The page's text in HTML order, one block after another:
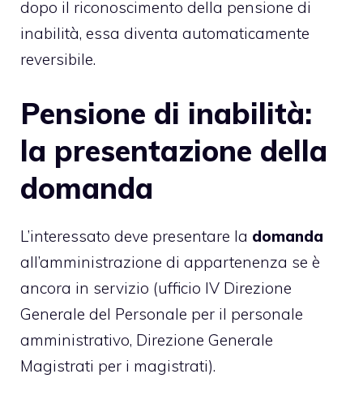
dopo il riconoscimento della pensione di
inabilità, essa diventa automaticamente
reversibile.
Pensione di inabilità:
la presentazione della
domanda
L’interessato deve presentare la domanda
all’amministrazione di appartenenza se è
ancora in servizio (ufficio IV Direzione
Generale del Personale per il personale
amministrativo, Direzione Generale
Magistrati per i magistrati).